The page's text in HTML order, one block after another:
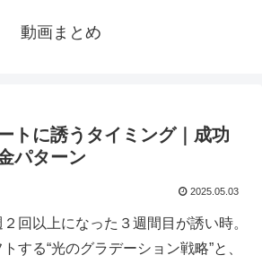
動画まとめ
トに誘うタイミング｜成功
パターン
2025.05.03
回以上になった３週間目が誘い時。
る“光のグラデーション戦略”と、